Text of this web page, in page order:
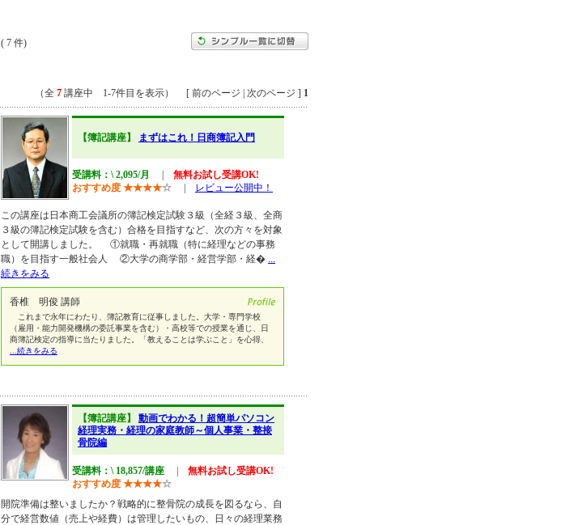
( 7 件)
（全 7 講座中 1-7件目を表示） [ 前のページ | 次のページ ] 1
【簿記講座】 まずはこれ！日商簿記入門
受講料：\ 2,095/月
無料お試し受講OK!
おすすめ度 ★★★★☆ レビュー公開中！
この講座は日本商工会議所の簿記検定試験３級（全経３級、全商
３級の簿記検定試験を含む）合格を目指すなど、次の方々を対象
として開講しました。 ①就職・再就職（特に経理などの事務
職）を目指す一般社会人 ②大学の商学部・経営学部・経� ...
続きをみる
香椎 明俊 講師
これまで永年にわたり、簿記教育に従事しました。大学・専門学校
（雇用・能力開発機構の委託事業を含む）・高校等での授業を通じ、日
商簿記検定の指導に当たりました。「教えることは学ぶこと」を心得、
...続きをみる
【簿記講座】 動画でわかる！超簡単パソコン
経理実務・経理の家庭教師～個人事業・整接
骨院編
受講料：\ 18,857/講座
無料お試し受講OK!
おすすめ度 ★★★★☆
開院準備は整いましたか？戦略的に整骨院の成長を図るなら、自
分で経営数値（売上や経費）は管理したいもの、日々の経理業務